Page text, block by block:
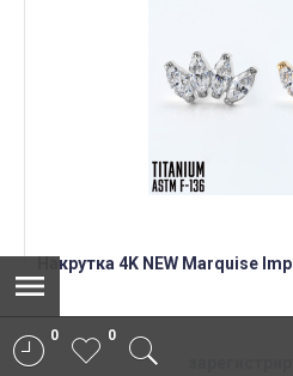
Накрутка 4K NEW Marquise
0 0